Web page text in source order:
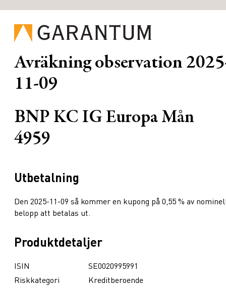
Avräkning observation
11-09
BNP KC IG Europa Mån
4959
Utbetalning
Den 2025-11-09 så kommer en kupong på 0,55 % av
belopp att betalas ut.
Produktdetaljer
ISIN
SE0020995991
Riskkategori
Kreditberoende